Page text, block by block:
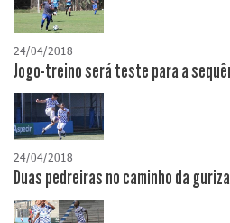
24/04/2018
Jogo-treino será teste para a
24/04/2018
Duas pedreiras no caminho da